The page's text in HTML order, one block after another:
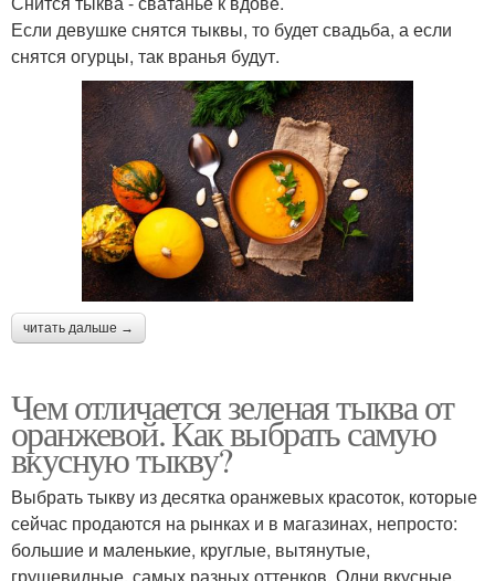
Если девушке снятся тыквы, то будет свадьба, а если
снятся огурцы, так вранья будут.
читать дальше →
Чем отличается зеленая тыква от
оранжевой. Как выбрать самую
вкусную тыкву?
Выбрать тыкву из десятка оранжевых красоток, которые
сейчас продаются на рынках и в магазинах, непросто:
большие и маленькие, круглые, вытянутые,